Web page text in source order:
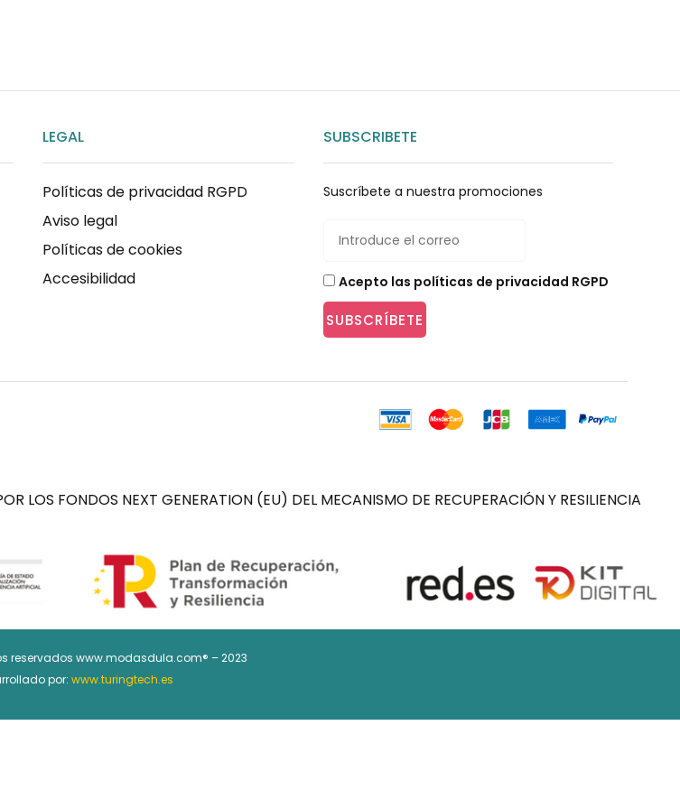
LEGAL
Políticas de privacidad RGPD
Aviso legal
Políticas de cookies
Accesibilidad
SUBSCRIBETE
Suscríbete a nuestra promociones
Acepto las políticas de privacidad RGPD
SUBSCRÍBETE
LOS FONDOS NEXT GENERATION (EU) DEL MECANISMO DE RECUPERACIÓN Y RESILIENCIA
reservados www.modasdula.com® – 2023
por: www.turingtech.es